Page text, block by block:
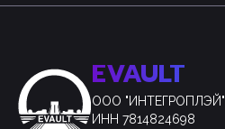
EVAULT
ООО "ИНТЕГРОПЛЭЙ"
ИНН 7814824698